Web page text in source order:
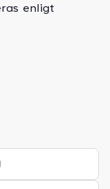
enligt